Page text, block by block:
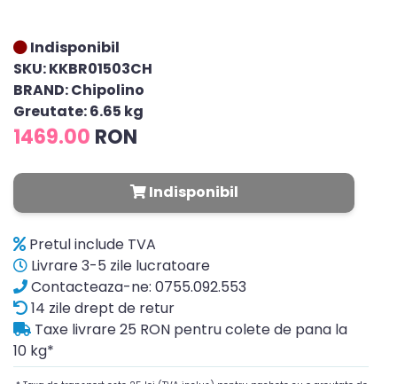
Indisponibil
SKU: KKBR01503CH
BRAND: Chipolino
Greutate: 6.65 kg
1469.00 RON
Indisponibil
Pretul include TVA
Livrare 3-5 zile lucratoare
Contacteaza-ne: 0755.092.553
14 zile drept de retur
Taxe livrare 25 RON pentru colete de pana la
10 kg*